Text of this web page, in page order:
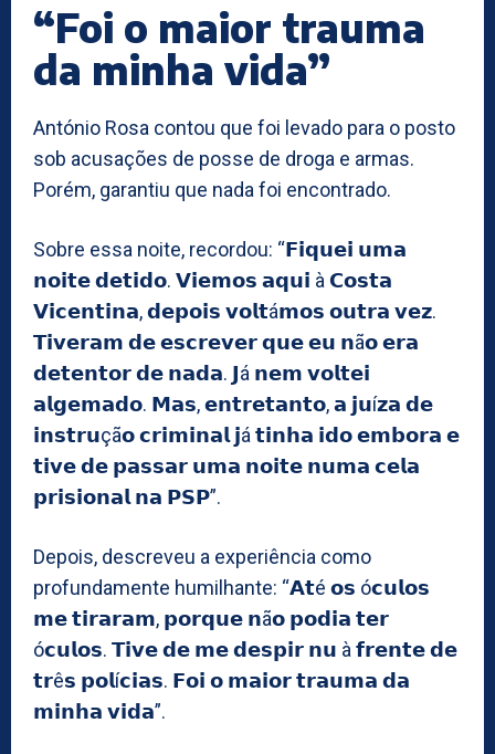
“Foi o maior trauma
da minha vida”
António Rosa contou que foi levado para o posto
sob acusações de posse de droga e armas.
Porém, garantiu que nada foi encontrado.
Sobre essa noite, recordou: “𝗙𝗶𝗾𝘂𝗲𝗶 𝘂𝗺𝗮
𝗻𝗼𝗶𝘁𝗲 𝗱𝗲𝘁𝗶𝗱𝗼. 𝗩𝗶𝗲𝗺𝗼𝘀 𝗮𝗾𝘂𝗶 à 𝗖𝗼𝘀𝘁𝗮
𝗩𝗶𝗰𝗲𝗻𝘁𝗶𝗻𝗮, 𝗱𝗲𝗽𝗼𝗶𝘀 𝘃𝗼𝗹𝘁á𝗺𝗼𝘀 𝗼𝘂𝘁𝗿𝗮 𝘃𝗲𝘇.
𝗧𝗶𝘃𝗲𝗿𝗮𝗺 𝗱𝗲 𝗲𝘀𝗰𝗿𝗲𝘃𝗲𝗿 𝗾𝘂𝗲 𝗲𝘂 𝗻ã𝗼 𝗲𝗿𝗮
𝗱𝗲𝘁𝗲𝗻𝘁𝗼𝗿 𝗱𝗲 𝗻𝗮𝗱𝗮. 𝗝á 𝗻𝗲𝗺 𝘃𝗼𝗹𝘁𝗲𝗶
𝗮𝗹𝗴𝗲𝗺𝗮𝗱𝗼. 𝗠𝗮𝘀, 𝗲𝗻𝘁𝗿𝗲𝘁𝗮𝗻𝘁𝗼, 𝗮 𝗷𝘂í𝘇𝗮 𝗱𝗲
𝗶𝗻𝘀𝘁𝗿𝘂çã𝗼 𝗰𝗿𝗶𝗺𝗶𝗻𝗮𝗹 𝗷á 𝘁𝗶𝗻𝗵𝗮 𝗶𝗱𝗼 𝗲𝗺𝗯𝗼𝗿𝗮 𝗲
𝘁𝗶𝘃𝗲 𝗱𝗲 𝗽𝗮𝘀𝘀𝗮𝗿 𝘂𝗺𝗮 𝗻𝗼𝗶𝘁𝗲 𝗻𝘂𝗺𝗮 𝗰𝗲𝗹𝗮
𝗽𝗿𝗶𝘀𝗶𝗼𝗻𝗮𝗹 𝗻𝗮 𝗣𝗦𝗣”.
Depois, descreveu a experiência como
profundamente humilhante: “𝗔𝘁é 𝗼𝘀 ó𝗰𝘂𝗹𝗼𝘀
𝗺𝗲 𝘁𝗶𝗿𝗮𝗿𝗮𝗺, 𝗽𝗼𝗿𝗾𝘂𝗲 𝗻ã𝗼 𝗽𝗼𝗱𝗶𝗮 𝘁𝗲𝗿
ó𝗰𝘂𝗹𝗼𝘀. 𝗧𝗶𝘃𝗲 𝗱𝗲 𝗺𝗲 𝗱𝗲𝘀𝗽𝗶𝗿 𝗻𝘂 à 𝗳𝗿𝗲𝗻𝘁𝗲 𝗱𝗲
𝘁𝗿ê𝘀 𝗽𝗼𝗹í𝗰𝗶𝗮𝘀. 𝗙𝗼𝗶 𝗼 𝗺𝗮𝗶𝗼𝗿 𝘁𝗿𝗮𝘂𝗺𝗮 𝗱𝗮
𝗺𝗶𝗻𝗵𝗮 𝘃𝗶𝗱𝗮”.